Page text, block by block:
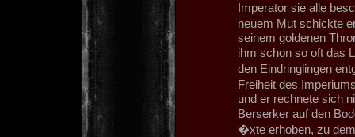
Imperator sie alle
neuem Mut schickte
seinem goldenen
ihm schon so oft das
den Eindringlingen
Freiheit des
und er rechnete sich
Berserker auf den
�xte erhoben, zu